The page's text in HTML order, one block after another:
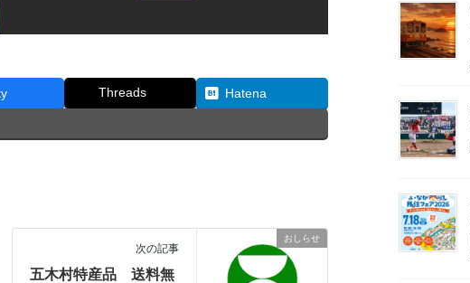
Threads Hatena
おしらせ
次の記事
五木村特産品 送料無